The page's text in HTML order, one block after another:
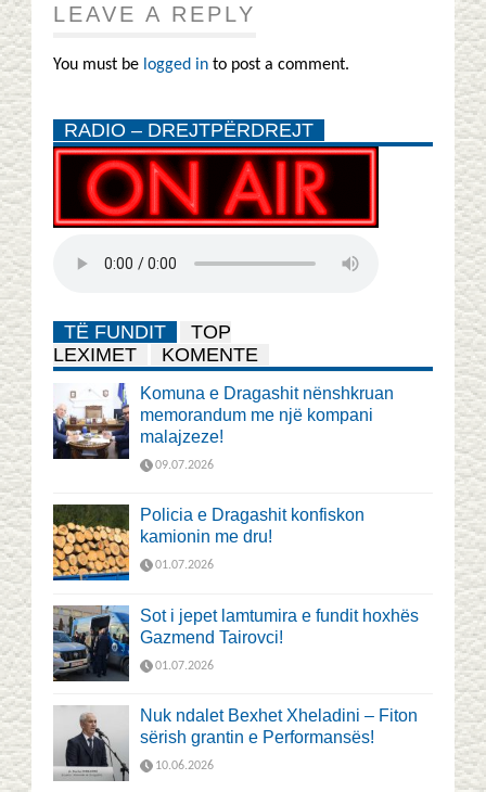
LEAVE A REPLY
You must be logged in to post a comment.
RADIO – DREJTPËRDREJT
TË FUNDIT
TOP
LEXIMET
KOMENTE
Komuna e Dragashit nënshkruan
memorandum me një kompani
malajzeze!
09.07.2026
Policia e Dragashit konfiskon
kamionin me dru!
01.07.2026
Sot i jepet lamtumira e fundit hoxhës
Gazmend Tairovci!
01.07.2026
Nuk ndalet Bexhet Xheladini – Fiton
sërish grantin e Performansës!
10.06.2026